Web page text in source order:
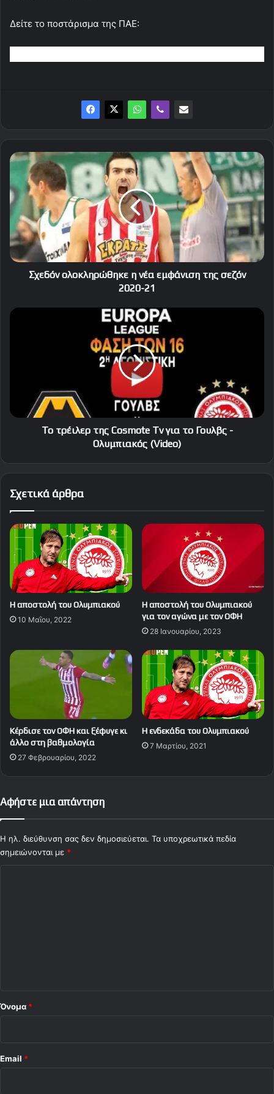
Δείτε το ποστάρισμα της ΠΑΕ:
Σχεδόν
ολοκληρώθηκε
η
νέα
εμφάνιση
της
σεζόν
2020-
21
Σχεδόν ολοκληρώθηκε η νέα εμφάνιση της σεζόν
2020-21
Το
Γουλβς
-
ΟλυμπιακόςΤο τρέιλερ της Cosmote Tv για το Γουλβς -
Ολυμπιακός (Video)
Σχετικά άρθρα
Η αποστολή του Ολυμπιακού
10 Μαΐου, 2022
Η αποστολή του Ολυμπιακού
για τον αγώνα με τον ΟΦΗ
28 Ιανουαρίου, 2023
Κέρδισε τον ΟΦΗ και ξέφυγε κι
άλλο στη βαθμολογία
27 Φεβρουαρίου, 2022
Η ενδεκάδα του Ολυμπιακού
7 Μαρτίου, 2021
Αφήστε μια απάντηση
Η ηλ. διεύθυνση σας δεν δημοσιεύεται. Τα υποχρεωτικά πεδία
σημειώνονται με *
Όνομα *
Email *